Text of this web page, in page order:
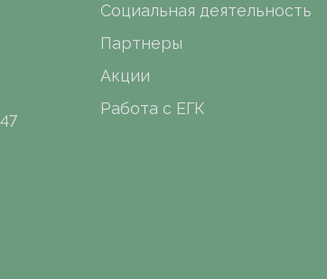
Социальная деятельность
Партнеры
Акции
Работа с ЕГК